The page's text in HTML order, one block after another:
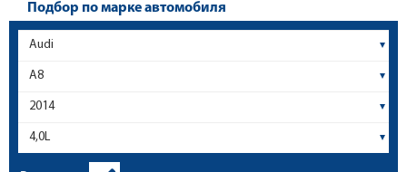
Подбор по марке автомобиля